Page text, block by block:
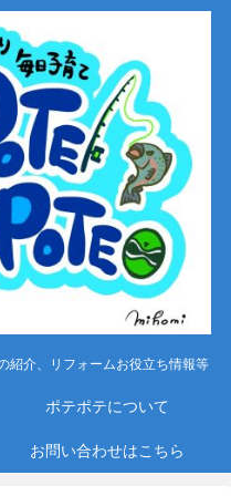
紹介、リフォームお役立ち情報等
ポテポテについて
お問い合わせはこちら